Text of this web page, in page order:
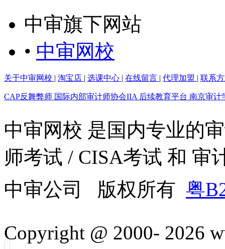
中审旗下网站
• 中审网校
关于中审网校 | 淘宝店 | 选课中心 | 在线留言 | 代理加盟 | 联系
CAP反舞弊师 国际内部审计师协会IIA 后续教育平台 南京审计
中审网校 是国内专业的
师考试 / CISA考试 和 审
中审公司 版权所有 粤
Copyright @ 2000- 2026